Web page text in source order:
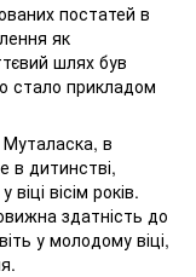
постатей в
як
шлях був
стало прикладом
Муталаска, в
в дитинстві,
вісім років.
здатність до
у молодому віці,